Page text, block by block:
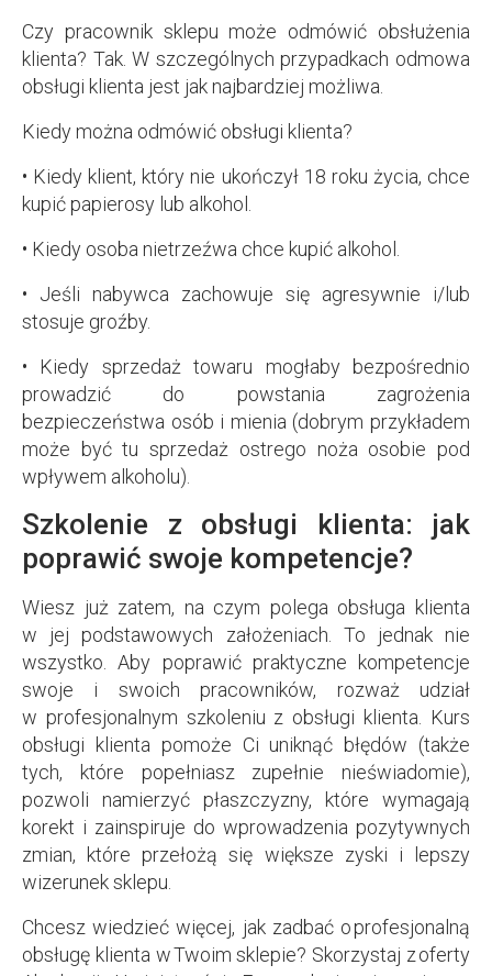
Czy pracownik sklepu może odmówić obsłużenia
klienta? Tak. W szczególnych przypadkach odmowa
obsługi klienta jest jak najbardziej możliwa.
Kiedy można odmówić obsługi klienta?
• Kiedy klient, który nie ukończył 18 roku życia, chce
kupić papierosy lub alkohol.
• Kiedy osoba nietrzeźwa chce kupić alkohol.
• Jeśli nabywca zachowuje się agresywnie i/lub
stosuje groźby.
• Kiedy sprzedaż towaru mogłaby bezpośrednio
prowadzić do powstania zagrożenia
bezpieczeństwa osób i mienia (dobrym przykładem
może być tu sprzedaż ostrego noża osobie pod
wpływem alkoholu).
Szkolenie z obsługi klienta: jak
poprawić swoje kompetencje?
Wiesz już zatem, na czym polega obsługa klienta
w jej podstawowych założeniach. To jednak nie
wszystko. Aby poprawić praktyczne kompetencje
swoje i swoich pracowników, rozważ udział
w profesjonalnym szkoleniu z obsługi klienta. Kurs
obsługi klienta pomoże Ci uniknąć błędów (także
tych, które popełniasz zupełnie nieświadomie),
pozwoli namierzyć płaszczyzny, które wymagają
korekt i zainspiruje do wprowadzenia pozytywnych
zmian, które przełożą się większe zyski i lepszy
wizerunek sklepu.
Chcesz wiedzieć więcej, jak zadbać o profesjonalną
obsługę klienta w Twoim sklepie? Skorzystaj z oferty